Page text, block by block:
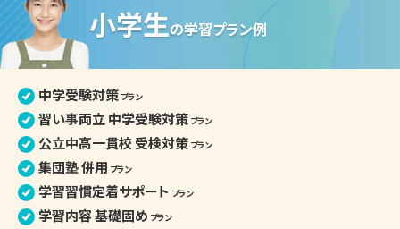
中学生の個別指導詳細
小学生の学習プラン例
中学受験対策 プラン
習い事両立 中学受験対策 プラン
公立中高一貫校 受検対策 プラン
集団塾 併用 プラン
学習習慣定着サポート プラン
学習内容 基礎固め プラン